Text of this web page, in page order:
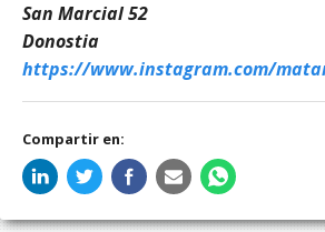
San Marcial 52
Donostia
https://www.instagram.com/
Compartir en: